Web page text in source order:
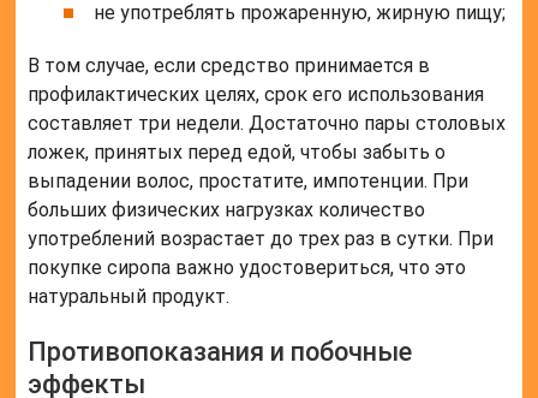
не употреблять прожаренную, жирную пищу;
В том случае, если средство принимается в
профилактических целях, срок его использования
составляет три недели. Достаточно пары столовых
ложек, принятых перед едой, чтобы забыть о
выпадении волос, простатите, импотенции. При
больших физических нагрузках количество
употреблений возрастает до трех раз в сутки. При
покупке сиропа важно удостовериться, что это
натуральный продукт.
Противопоказания и побочные
эффекты